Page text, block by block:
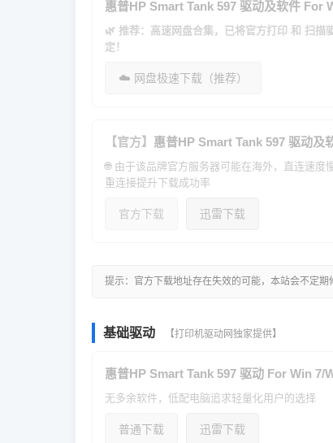
惠普HP Smart Tank 597 驱动及软件 For
🌿 推荐：高速网盘合集，已将官方打印 和 扫描
定！
☁️ 网盘极速下载（推荐）
【官方】 惠普HP Smart Tank 597 驱动及
🌐 由于该品牌官方服务器可能在海外，直连速度
重连接提升下载成功率
官方下载 迅雷下载
提示：官方下载地址存在失效的可能，本站会不定期
基础驱动 【打印机驱动网独家提供】
惠普HP Smart Tank 597 驱动 For Win 7/
无多余软件，低配电脑追求轻量化用户的选择
普通下载 迅雷下载